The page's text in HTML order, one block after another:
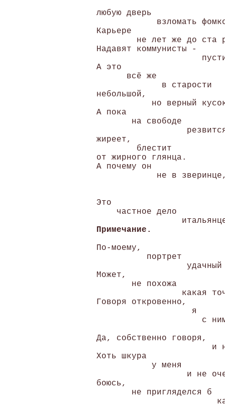
любую дверь
взломать
Карьере
не лет же до ста
Надавят коммунисты -
А это
       всё же
              в старости
небольшой,
но верный
А пока
        на свободе
жиреет,
         блестит
от жирного глянца.
А почему он
не в
Это
     частное дело
Примечание.
По-моему,
           портрет
Может,
        не похожа
какая
Говоря откровенно,
                    я
с
Да, собственно говоря,
и
Хоть шкура
            у меня
и не
боюсь,
        не пригляделся б